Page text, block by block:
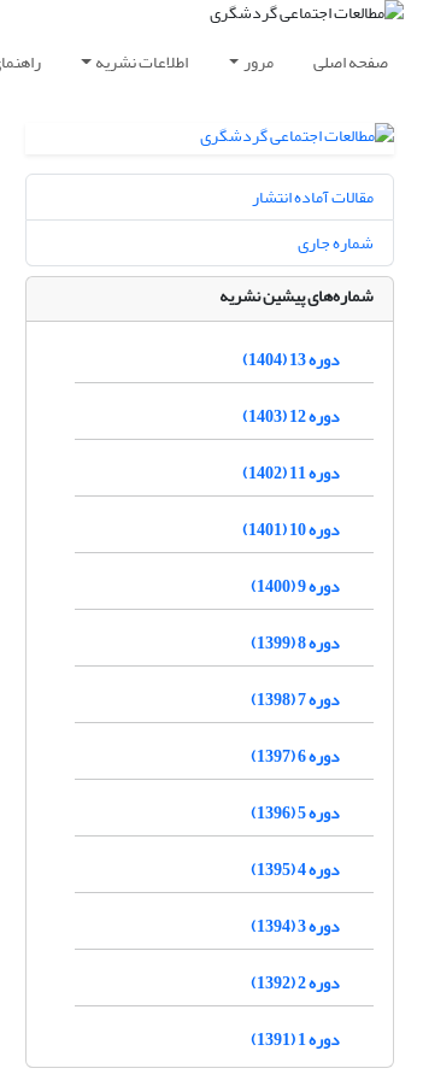
صفحه اصلی مرور اطلاعات نشریه
مقالات آماده انتشار
شماره جاری
شماره‌های پیشین نشریه
دوره 13 (1404)
دوره 12 (1403)
دوره 11 (1402)
دوره 10 (1401)
دوره 9 (1400)
دوره 8 (1399)
دوره 7 (1398)
دوره 6 (1397)
دوره 5 (1396)
دوره 4 (1395)
دوره 3 (1394)
دوره 2 (1392)
دوره 1 (1391)